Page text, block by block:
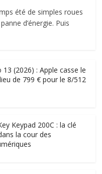
été de simples roues
d’énergie. Puis
(2026) : Apple casse le
de 799 € pour le 8/512
Keypad 200C : la clé
la cour des